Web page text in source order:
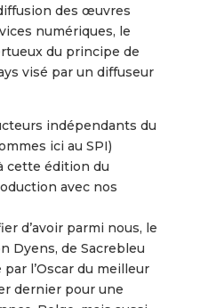
des œuvres
numériques, le
du principe de
visé par un diffuseur
indépendants du
ici au SPI)
cette édition du
avec nos
d’avoir parmi nous, le
Dyens, de Sacrebleu
l’Oscar du meilleur
dernier pour une